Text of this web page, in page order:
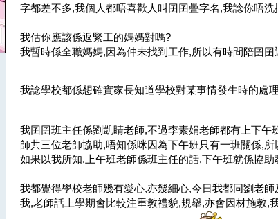
字都差不多,我個人都唔喜歡人叫囝囝疊字名,我諗你唔洗
我估你應該係返緊工的媽媽對嗎?
我暫時係全職媽媽,因為仲未找到工作,所以有時間陪囝
我諗學校都係想確實家長知道學校對某事情發生時的處
我囝囝班主任係劉凱睛老師,不過李素娟老師都有上下午
師共三位老師協助,唔知係咪因為下午班只有一班關係,
如果以我所知,上午班老師係班主任的話,下午班就係協助
我都覺得學校老師幾有愛心,亦幾細心,今日我都同劉老
我,老師話上學期會比較注重教禮貌,規舉,亦會因材施教,